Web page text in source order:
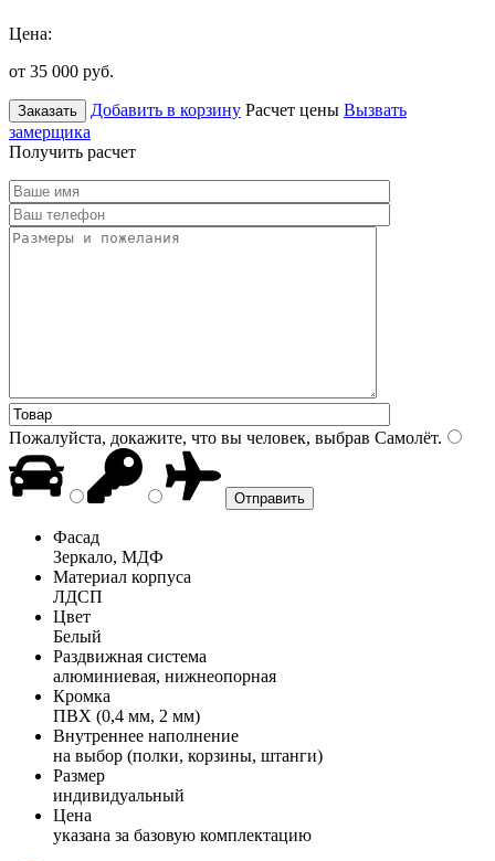
Цена:
от 35 000 руб.
Заказать Добавить в корзину Расчет цены Вызвать
замерщика
Получить расчет
Пожалуйста, докажите, что вы человек, выбрав Самолёт.
Фасад
Зеркало, МДФ
Материал корпуса
ЛДСП
Цвет
Белый
Раздвижная система
алюминиевая, нижнеопорная
Кромка
ПВХ (0,4 мм, 2 мм)
Внутреннее наполнение
на выбор (полки, корзины, штанги)
Размер
индивидуальный
Цена
указана за базовую комплектацию